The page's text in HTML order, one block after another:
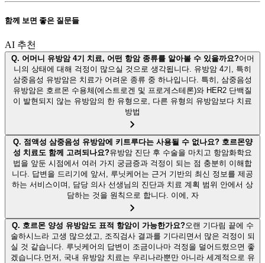
함께 보면 좋은 질문들
AI 추천
Q. 어머니 유방암 4기 치료, 어떤 항암 종류를 알아볼 수 있을까요?어머
니의 상태에 대해 걱정이 많으실 것으로 생각됩니다. 유방암 4기, 특히
삼중음성 유방암은 치료가 어려운 종류 중 하나입니다. 특히, 삼중음성
유방암은 호르몬 수용체(에스트로겐 및 프로게스테론)와 HER2 단백질
이 발현되지 않는 유방암의 한 유형으로, 다른 유형의 유방암보다 치료
방법
Q. 점액성 삼중음성 유방암에 키트루다는 사용될 수 없나요? 호르몬양
성 치료도 함께 고려되나요?유방암 진단 후 수술을 마치고 항암화학요
법을 앞둔 시점에서 여러 가지 궁금증과 걱정이 되는 점 충분히 이해합
니다. 답변을 드리기에 앞서, 루닛케어는 근거 기반의 최신 정보를 제공
하는 서비스이며, 담당 의사 선생님의 진단과 치료 계획 범위 안에서 상
담하는 것을 원칙으로 합니다. 이에, 자
Q. 호르몬 양성 유방암도 표적 항암이 가능한가요?오랜 기다림 끝에 수
술하시느라 고생 많으셨고, 조직검사 결과를 기다리면서 많은 걱정이 되
실 것 같습니다. 루닛케어의 답변이 조금이나마 걱정을 덜어드렸으면 좋
겠습니다.먼저, 국내 유방암 치료는 우리나라뿐만 아니라 세계적으로 유